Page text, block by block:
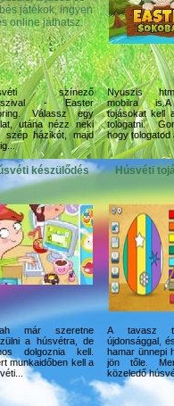
színező
- Easter
Válassz egy
utána nézz neki
szép házikót, majd
Nyuszis
mobilra
tojásokat kell
tologatni.
hogy tologatod
készülődés
már szeretne
a húsvétra, de
dolgoznia kell.
munkaidőben kell a
Húsvéti
A tavasz
újdonsággal,
hamar ünnepi
jön tőle.
közeledő